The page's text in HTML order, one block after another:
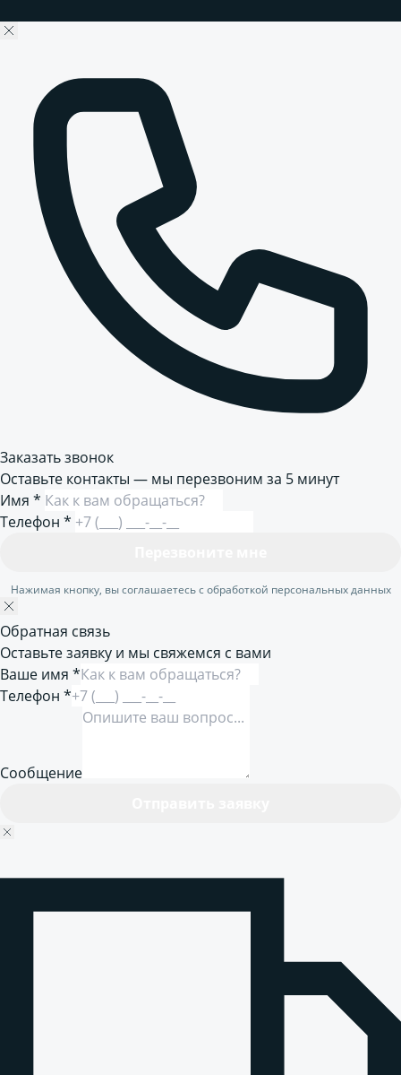
Заказать звонок
Оставьте контакты — мы перезвоним за 5 минут
Имя *
Телефон *
Нажимая кнопку, вы соглашаетесь с обработкой персональных данных
Обратная связь
Оставьте заявку и мы свяжемся с вами
Ваше имя *
Телефон *
Сообщение